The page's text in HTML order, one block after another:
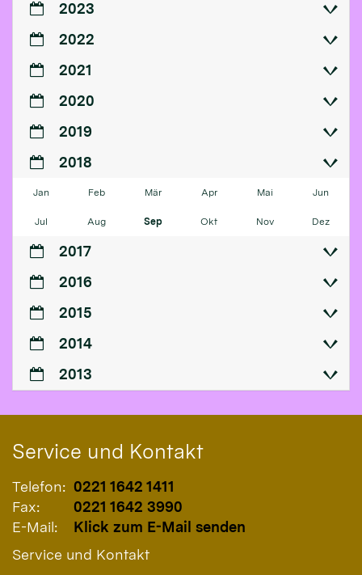
2023
2022
2021
2020
2019
2018
Jan Feb Mär Apr Mai Jun
Jul Aug Sep Okt Nov Dez
2017
2016
2015
2014
2013
Service und Kontakt
Telefon: 0221 1642 1411
Fax:
0221 1642 3990
E-Mail:
Klick zum E-Mail senden
Service und Kontakt